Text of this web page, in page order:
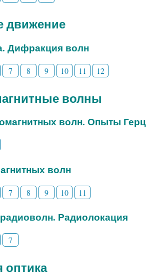
движение
Дифракция волн
7 8 9 10 11 12
волны
волн. Опыты
волн
7 8 9 10 11
Радиолокация
7
оптика